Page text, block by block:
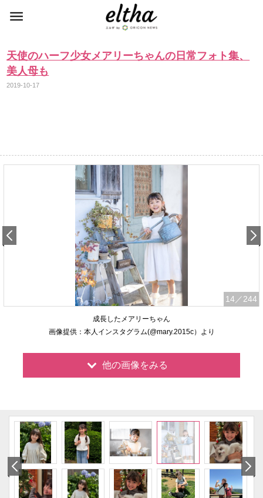
天使のハーフ少女メアリーちゃんの日常フォト集、
美人母も
2019-10-17
14 ／244
成長したメアリーちゃん
画像提供：本人インスタグラム(@mary.2015c）より
他の画像をみる